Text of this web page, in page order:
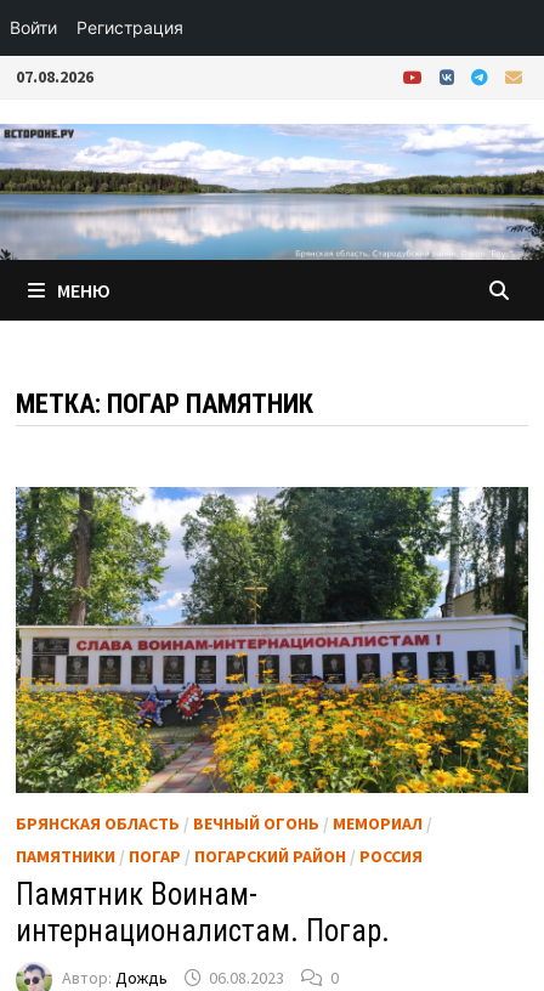
Войти Регистрация
Перейти
содержимому
07.08.2026
МЕНЮ
МЕТКА: ПОГАР ПАМЯТНИК
БРЯНСКАЯ ОБЛАСТЬ / ВЕЧНЫЙ ОГОНЬ / МЕМОРИАЛ/
ПАМЯТНИКИ/ ПОГАР / ПОГАРСКИЙ РАЙОН/ РОССИЯ
Памятник Воинам-
интернационалистам. Погар.
Автор: Дождь 06.08.2023 0